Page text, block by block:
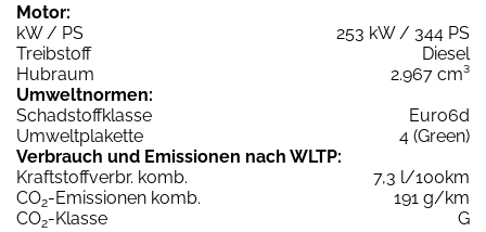
Motor:
kW / PS
253 kW / 344 PS
Treibstoff
Diesel
Hubraum
2.967 cm³
Umweltnormen:
Schadstoffklasse
Euro6d
Umweltplakette
4 (Green)
Verbrauch und Emissionen nach WLTP:
Kraftstoffverbr. komb.
7,3 l/100km
CO2-Emissionen komb.
191 g/km
CO2-Klasse
G